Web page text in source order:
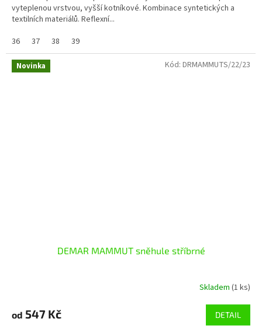
vyteplenou vrstvou, vyšší kotníkové. Kombinace syntetických a
textilních materiálů. Reflexní...
36
37 38 39
Novinka
DEMAR MAMMUT sněhule stříbrné
Skladem (1 ks)
od 547 Kč DETAIL
Kód: DRMAMMUTS/22/23